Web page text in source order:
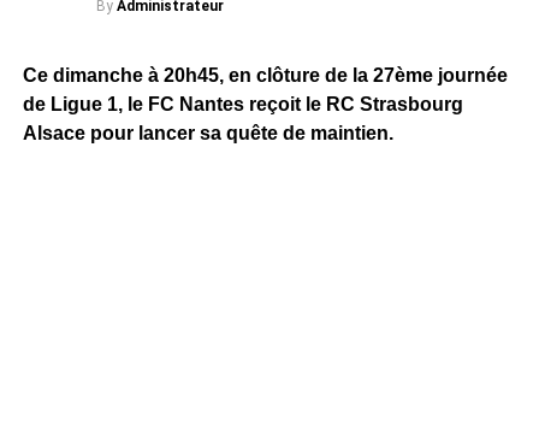
By Administrateur
Ce dimanche à 20h45, en clôture de la 27ème journée
de Ligue 1, le FC Nantes reçoit le RC Strasbourg
Alsace pour lancer sa quête de maintien.